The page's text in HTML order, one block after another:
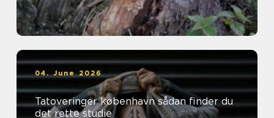
04. June 2026
Tatoveringer københavn sådan finder du
det rette studie